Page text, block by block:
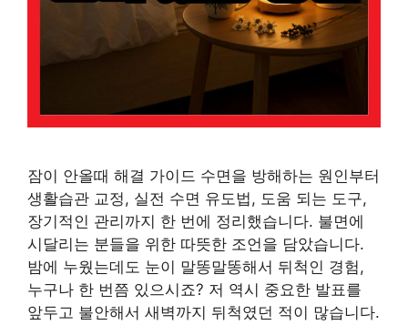
잠이 안올때 해결 가이드 수면을 방해하는 원인부터
생활습관 교정, 실전 수면 유도법, 도움 되는 도구,
장기적인 관리까지 한 번에 정리했습니다. 불면에
시달리는 분들을 위한 따뜻한 조언을 담았습니다.
밤에 누웠는데도 눈이 말똥말똥해서 뒤척인 경험,
누구나 한 번쯤 있으시죠? 저 역시 중요한 발표를
앞두고 불안해서 새벽까지 뒤척였던 적이 많습니다.